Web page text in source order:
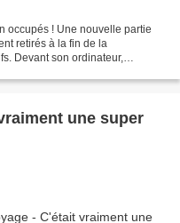
occupés ! Une nouvelle partie
retirés à la fin de la
Devant son ordinateur,
une super